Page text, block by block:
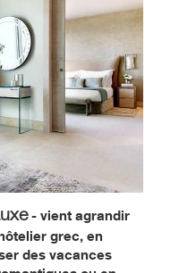
- vient agrandir
grec, en
des vacances